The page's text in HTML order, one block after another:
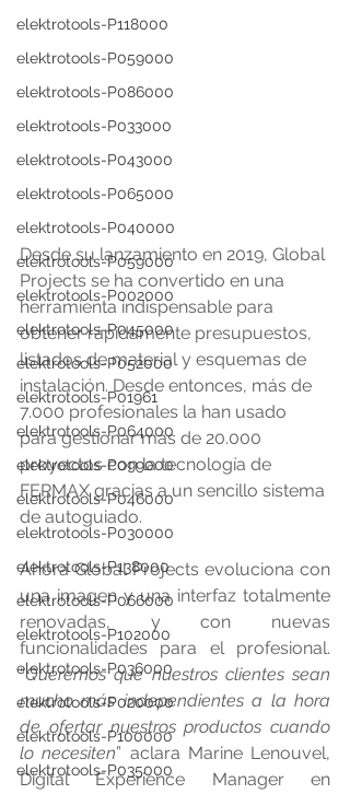
elektrotools-P118000
elektrotools-P059000
elektrotools-P086000
elektrotools-P033000
elektrotools-P043000
elektrotools-P065000
elektrotools-P040000
elektrotools-P059000
elektrotools-P002000
elektrotools-P045000
elektrotools-P052000
elektrotools-P01961
elektrotools-P064000
elektrotools-P099000
elektrotools-P046000
elektrotools-P030000
elektrotools-P138000
elektrotools-P066000
elektrotools-P102000
elektrotools-P036000
elektrotools-P020000
elektrotools-P100000
elektrotools-P035000
Desde su lanzamiento en 2019, Global
Projects se ha convertido en una
herramienta indispensable para
obtener rápidamente presupuestos,
listados de material y esquemas de
instalación. Desde entonces, más de
7.000 profesionales la han usado
para gestionar más de 20.000
proyectos con la tecnología de
FERMAX gracias a un sencillo sistema
de autoguiado.
Ahora Global Projects evoluciona con
una imagen y una interfaz totalmente
renovadas, y con nuevas
funcionalidades para el profesional.
“Queremos que nuestros clientes sean
mucho más independientes a la hora
de ofertar nuestros productos cuando
lo necesiten” aclara Marine Lenouvel,
Digital Experience Manager en